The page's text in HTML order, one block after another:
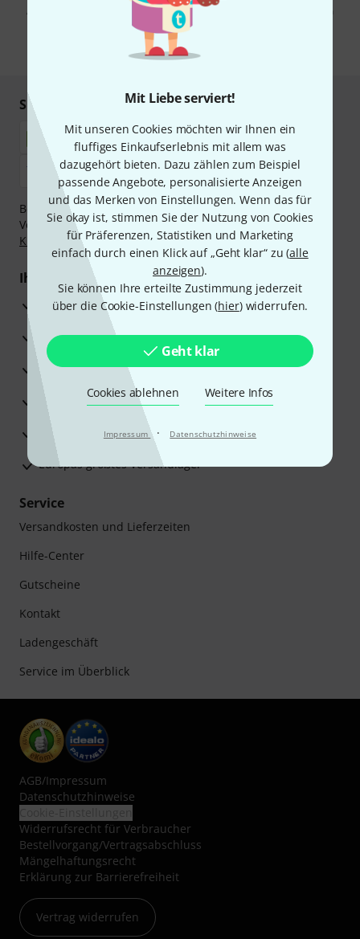
Mit Liebe serviert!
Mit unseren Cookies möchten wir Ihnen ein
fluffiges Einkaufserlebnis mit allem was
dazugehört bieten. Dazu zählen zum Beispiel
passende Angebote, personalisierte Anzeigen
und das Merken von Einstellungen. Wenn das für
Sie okay ist, stimmen Sie der Nutzung von Cookies
für Präferenzen, Statistiken und Marketing
einfach durch einen Klick auf „Geht klar“ zu (alle
anzeigen).
Sie können Ihre erteilte Zustimmung jederzeit
über die Cookie-Einstellungen (hier) widerrufen.
Geht klar
Cookies ablehnen Weitere Infos
Impressum · Datenschutzhinweise
Abmeldung ist jederzeit möglich. Weitere Informationen finden Sie in
unseren
Datenschutzhinweisen
* Pflichtfeld
Sicher einkaufen & bezahlen
Bezahlen Sie vertraulich und sicher per Nachnahme,
Vorkasse, PayPal, Amazon Pay,Klarna Sofort bezahlen,
Klarna Ratenzahlungoder Kreditkarte.
Ihre Vorteile
3 Jahre Thomann Garantie
30 Tage Money-Back-Garantie
Reparaturservice
Beratung durch Fachexperten
Zufriedenheitsgarantie
Europas größtes Versandlager
Service
Versandkosten und Lieferzeiten
Hilfe-Center
Gutscheine
Kontakt
Ladengeschäft
Service im Überblick
AGB/Impressum
Datenschutzhinweise
Widerrufsrecht für Verbraucher
Bestellvorgang/Vertragsabschluss
Mängelhaftungsrecht
Erklärung zur Barrierefreiheit
Vertrag widerrufen